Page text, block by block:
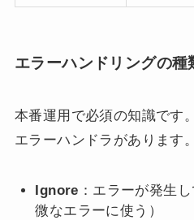
エラーハンドリングの種
本番運用で必須の知識です
エラーハンドラがあります。
Ignore ：エラーが発生
微なエラーに使う）